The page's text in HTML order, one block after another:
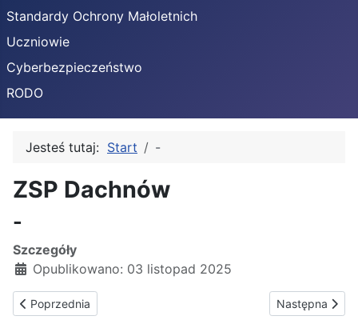
Standardy Ochrony Małoletnich
Uczniowie
Cyberbezpieczeństwo
RODO
Jesteś tutaj: Start -
ZSP Dachnów
-
Szczegóły
Opublikowano: 03 listopad 2025
Poprzednia strona: Dzień Papieski
Poprzednia Następna
Następna